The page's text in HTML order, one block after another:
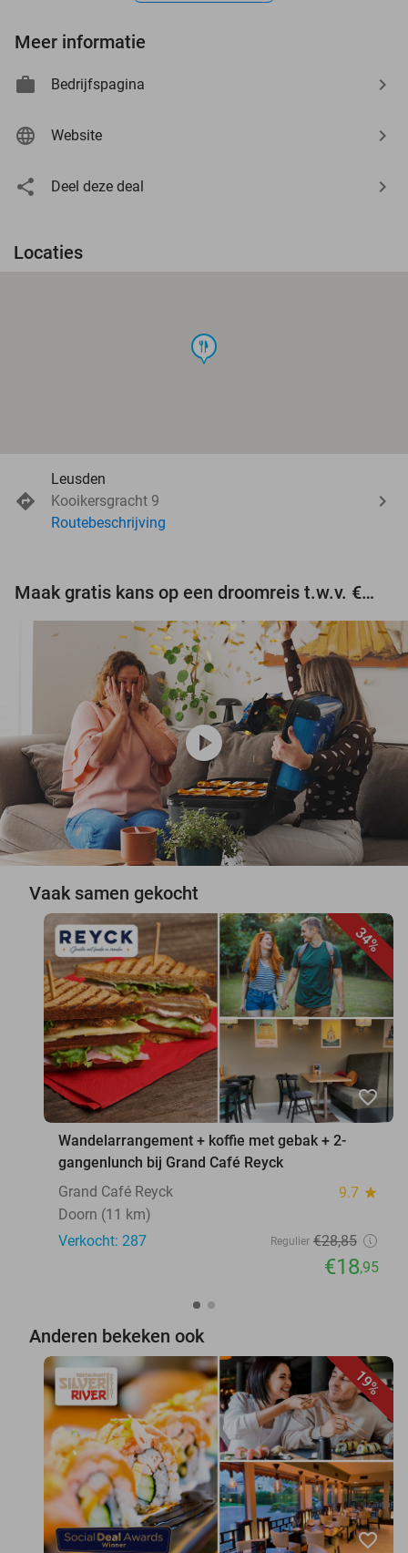
Meer informatie
Bedrijfspagina
Website
Deel deze deal
Locaties
food
Leusden
Kooikersgracht 9
Routebeschrijving
Maak gratis kans op een droomreis t.w.v. €3.000!
play_circle
Vaak samen gekocht
34%
favorite_border
Wandelarrangement + koffie met gebak + 2-
gangenlunch bij Grand Café Reyck
Grand Café Reyck
9.7 star
Doorn (11 km)
Verkocht: 287
Regulier €28,85
€18,95
Anderen bekeken ook
19%
favorite_border